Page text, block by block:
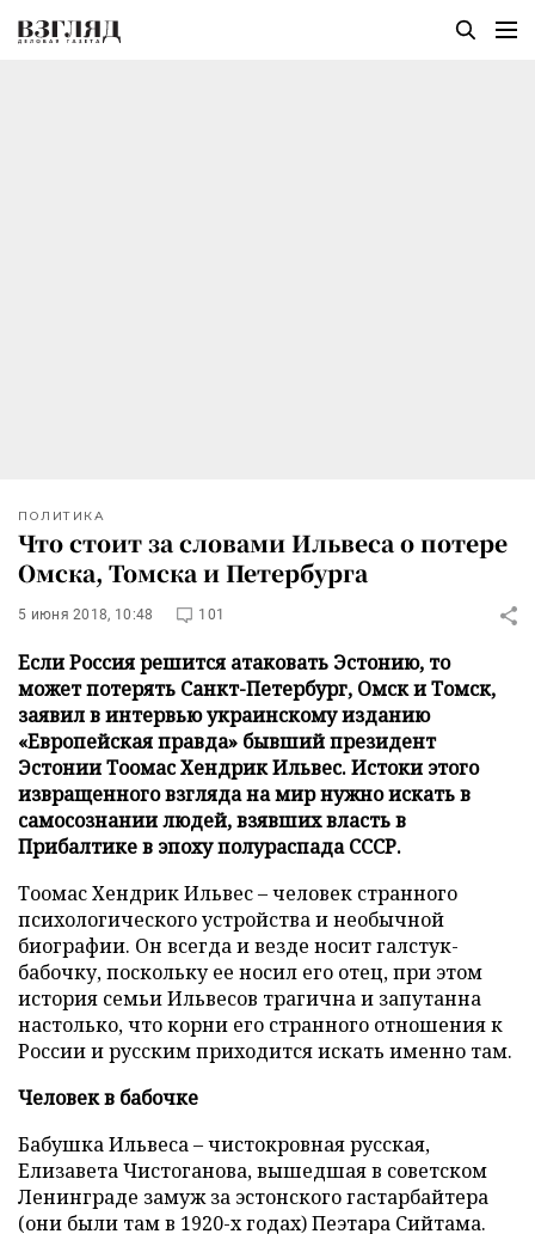
ПОЛИТИКА
Что стоит за словами Ильвеса о потере
Омска, Томска и Петербурга
5 июня 2018, 10:48 101
Если Россия решится атаковать Эстонию, то
может потерять Санкт-Петербург, Омск и Томск,
заявил в интервью украинскому изданию
«Европейская правда» бывший президент
Эстонии Тоомас Хендрик Ильвес. Истоки этого
извращенного взгляда на мир нужно искать в
самосознании людей, взявших власть в
Прибалтике в эпоху полураспада СССР.
Тоомас Хендрик Ильвес – человек странного
психологического устройства и необычной
биографии. Он всегда и везде носит галстук-
бабочку, поскольку ее носил его отец, при этом
история семьи Ильвесов трагична и запутанна
настолько, что корни его странного отношения к
России и русским приходится искать именно там.
Человек в бабочке
Бабушка Ильвеса – чистокровная русская,
Елизавета Чистоганова, вышедшая в советском
Ленинграде замуж за эстонского гастарбайтера
(они были там в 1920-х годах) Пеэтара Сийтама.